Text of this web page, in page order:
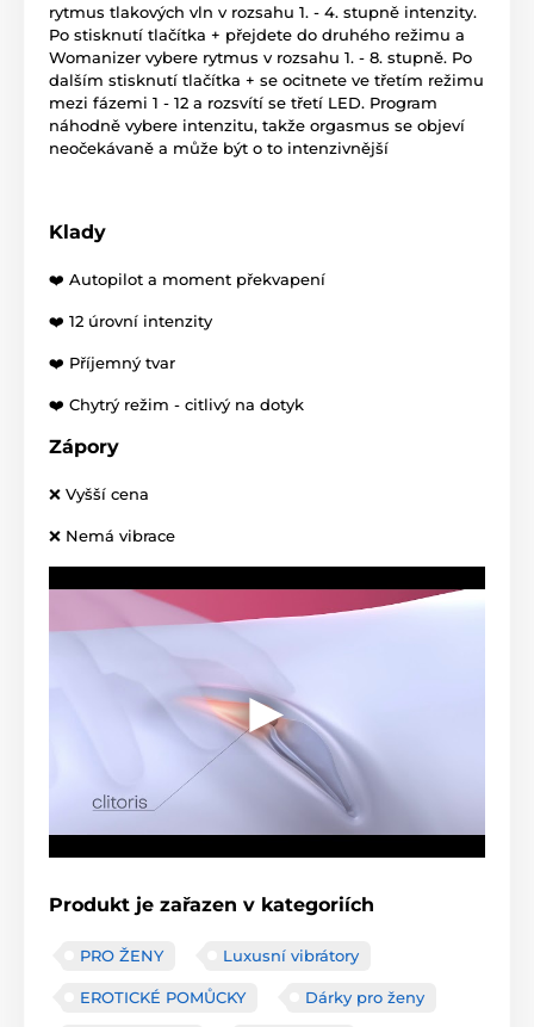
rytmus tlakových vln v rozsahu 1. - 4. stupně intenzity.
Po stisknutí tlačítka + přejdete do druhého režimu a
Womanizer vybere rytmus v rozsahu 1. - 8. stupně. Po
dalším stisknutí tlačítka + se ocitnete ve třetím režimu
mezi fázemi 1 - 12 a rozsvítí se třetí LED. Program
náhodně vybere intenzitu, takže orgasmus se objeví
neočekávaně a může být o to intenzivnější
Klady
❤️ Autopilot a moment překvapení
❤️ 12 úrovní intenzity
❤️ Příjemný tvar
❤️ Chytrý režim - citlivý na dotyk
Zápory
❌ Vyšší cena
❌ Nemá vibrace
Produkt je zařazen v kategoriích
PRO ŽENY Luxusní vibrátory
EROTICKÉ POMŮCKY Dárky pro ženy